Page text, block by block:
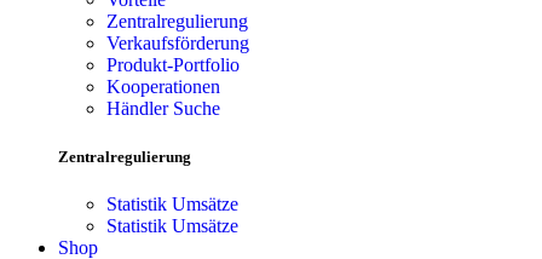
Zentralregulierung
Verkaufsförderung
Produkt-Portfolio
Kooperationen
Händler Suche
Zentralregulierung
Statistik Umsätze
Statistik Umsätze
Shop